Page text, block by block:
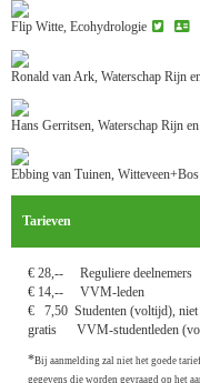
Flip Witte, Ecohydrologie
Ronald van Ark Waterschap Rijn
Hans Gerritsen, Waterschap Rijn
Ebbing van Tuinen, Witteveen+Bos
Tarieven
€ 28,-- Reguliere deelnemers
€ 14,-- VVM-leden
€ 7,50 Studenten (voltijd),
gratis VVM-studentleden
*Bij aanmelding zal niet het goede
gegevens die worden gevraagd op het